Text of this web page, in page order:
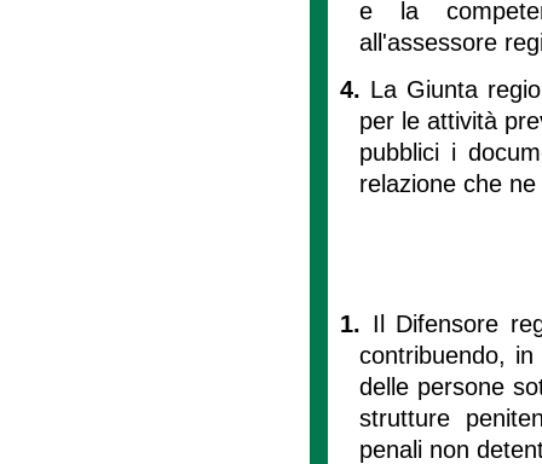
e la
all'assessore
4. La Giunta
per le attività
pubblici i
relazione che
1. Il Difensore
contribuendo,
delle persone
strutture
penali non